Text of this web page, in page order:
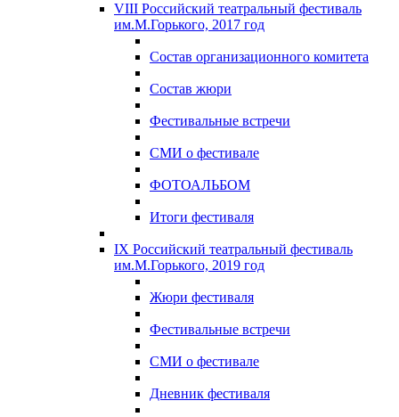
VIII Российский театральный фестиваль
им.М.Горького, 2017 год
Состав организационного комитета
Состав жюри
Фестивальные встречи
СМИ о фестивале
ФОТОАЛЬБОМ
Итоги фестиваля
IX Российский театральный фестиваль
им.М.Горького, 2019 год
Жюри фестиваля
Фестивальные встречи
СМИ о фестивале
Дневник фестиваля